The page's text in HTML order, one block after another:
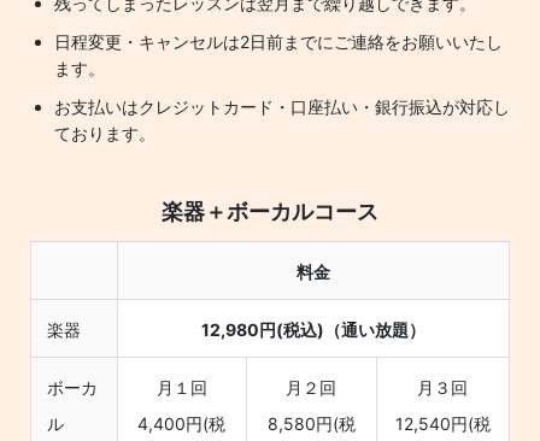
日程変更・キャンセルは2日前までにご連絡をお願いいたし
ます。
お支払いはクレジットカード・口座払い・銀行振込が対応し
ております。
楽器＋ボーカルコース
料金
楽器 12,980円(税込)（通い放題）
ボーカ
ル
月１回
4,400円(税
月２回
8,580円(税
月３回
12,540円(税